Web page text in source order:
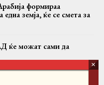
формираа
земја, ќе се смета за
ќе можат сами да